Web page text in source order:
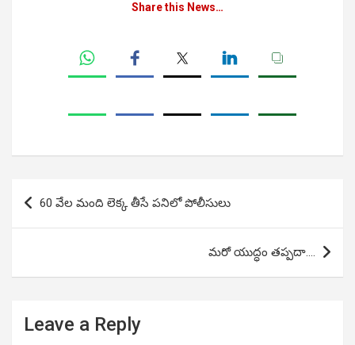
Share this News…
Post
navigation
60 వేల మంది లెక్క తీసే పనిలో పోలీసులు
మరో యుద్ధం తప్పదా….
Leave a Reply